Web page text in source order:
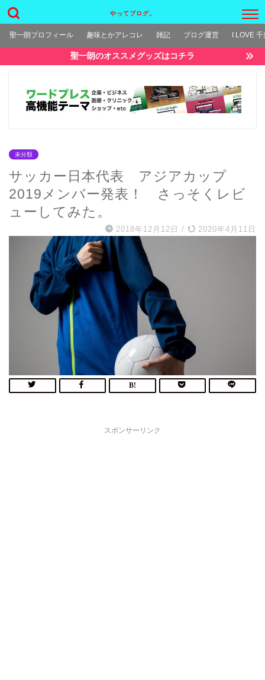
やってブログ。
聖一朗プロフィール 趣味とかアレコレ 雑記 ブログ運営 I LOVE
聖一朗のオススメグッズはコチラ
未分類
サッカー日本代表 アジアカップ
2019メンバー発表！ さっそくレビ
ューしてみた。
2018年12月12日 / 2020年4月11日
スポンサーリンク